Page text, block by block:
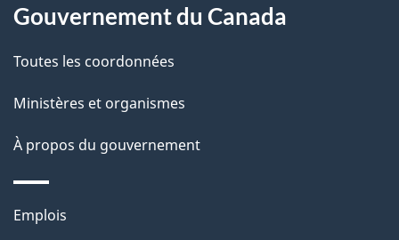
i
l
s
d
e
l
propos
de
ce
site
Gouvernement du Canada
Toutes les coordonnées
Ministères et organismes
À propos du gouvernement
Thèmes
Emplois